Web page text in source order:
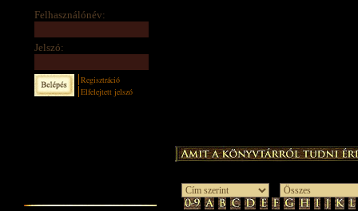
Felhasználónév:
Jelszó:
Regisztráció
Elfelejtett jelszó